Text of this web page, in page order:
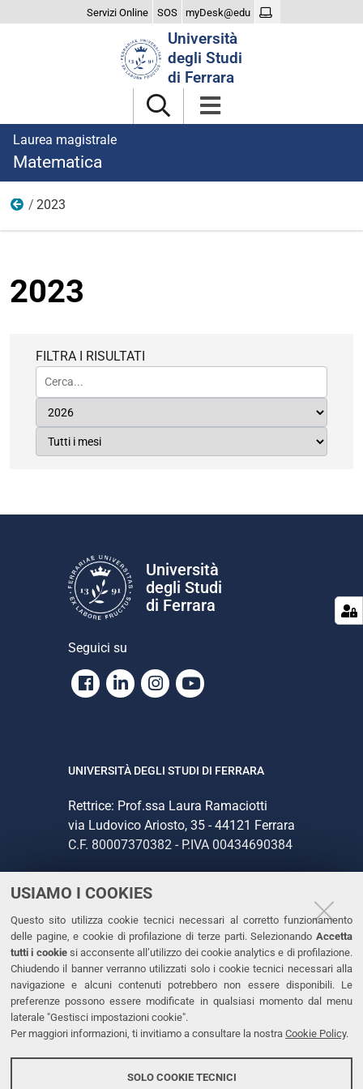
USIAMO I COOKIES
Questo sito utilizza cookie tecnici necessari al corretto funzionamento
delle pagine, e cookie di profilazione di terze parti. Selezionando Accetta
tutti i cookiesi acconsente all’utilizzo dei cookie analytics e di profilazione.
Chiudendo il banner verranno utilizzati solo i cookie tecnici necessari alla
navigazione e alcuni contenuti potrebbero non essere disponibili. Le
preferenze possono essere modificate in qualsiasi momento dal menu
laterale "Gestisci impostazioni cookie".
Per maggiori informazioni, ti invitiamo a consultare la nostra Cookie Policy.
SOLO COOKIE TECNICI
Servizi Online SOS myDesk@edu
Università
degli Studi
di Ferrara
Laurea magistrale
Matematica
Notizie
2023
2023
FILTRA I RISULTATI
Università
degli Studi
di Ferrara
Seguici su
Facebook
LinkedinInstagram
Youtube
UNIVERSITÀ DEGLI STUDI DI FERRARA
Rettrice: Prof.ssa Laura Ramaciotti
via Ludovico Ariosto, 35 - 44121 Ferrara
C.F. 80007370382 - P.IVA 00434690384
CONTATTI
Tel. +39 0532 293111
Fax. +39 0532 293031
PEC
LINKS
Dichiarazione di accessibilità